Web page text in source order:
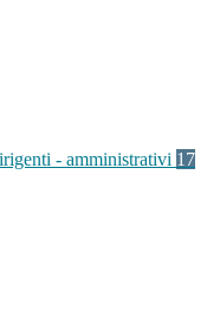
- amministrativi 17